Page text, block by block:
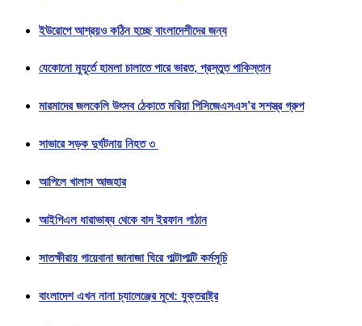
ইউরোপে আশ্রয়ও কঠিন হচ্ছে বাংলাদেশীদের জন্য
যেকোনো মুহূর্তে হামলা চালাতে পারে ভারত, প্রস্তুত পাকিস্তান
মারমাদের জলকেলি উৎসব ঠেকাতে মরিয়া পিসিজেএসএস’র সশস্ত্র গ্রুপ
সাভারে সড়ক দুর্ঘটনায় নিহত ৩
আপিলে খালাস আজহার
আইপিএল ধারাভাষ্য থেকে বাদ ইরফান পাঠান
সাতক্ষীরায় গায়েবানা জানাজা ঘিরে পাল্টাপাল্টি কর্মসূচি
বাংলাদেশ এখন নানা চ্যালেঞ্জের মুখে: যুক্তরাষ্ট্র